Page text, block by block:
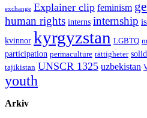
exchange Explainer clip feminism
human rights interns internship
kvinnor kyrgyzstan LGBTQ
participation permaculture rättigheter
tajikistan UNSCR 1325 uzbekistan
youth
Arkiv